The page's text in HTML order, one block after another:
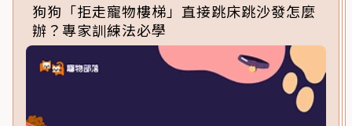
狗狗「拒走寵物樓梯」直接跳床跳沙發怎麼
辦？專家訓練法必學